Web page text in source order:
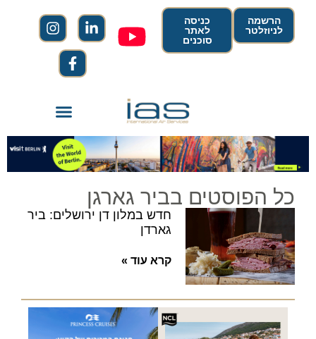
הרשמה
לניוזלטר
כניסה
לאתר
סוכנים
כל הפוסטים בביר גארגן
חדש במלון דן ירושלים: ביר
גארדן
קרא עוד »